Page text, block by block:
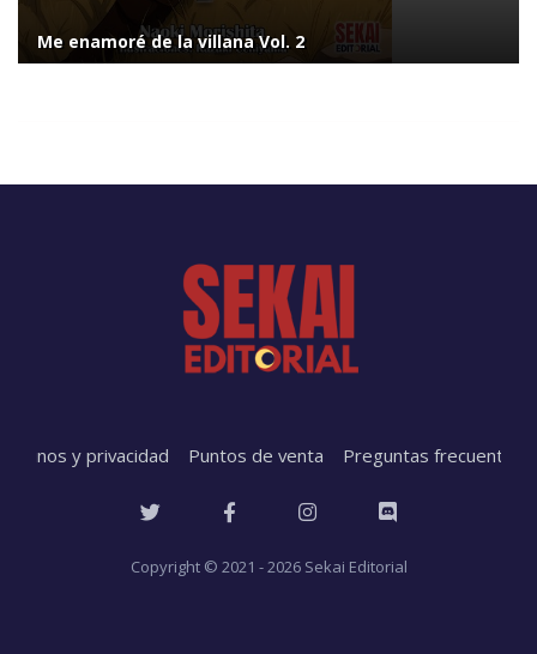
Me enamoré de la villana Vol. 2
y privacidad Puntos de venta Preguntas frecuentes
Copyright © 2021 - 2026 Sekai Editorial